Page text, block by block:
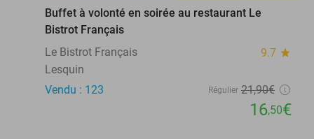
Buffet à volonté en soirée au restaurant Le
Bistrot Français
Le Bistrot Français
9.7 star
Lesquin
Vendu : 123
Régulier 21,90€
16,50€